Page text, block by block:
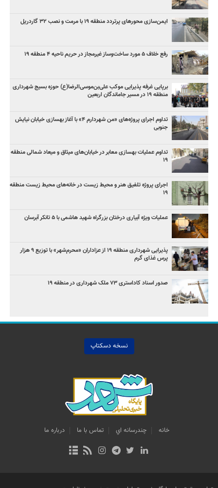
ایمن‌سازی محورهای پرتردد منطقه ۱۹ با مرمت و نصب ۳۲ گاردریل
رفع خلاف ۵ مورد ساخت‌وساز غیرمجاز در حریم ناحیه ۴ منطقه ۱۹
برپایی غرفه پذیرایی موکب علی‌بن‌موسی‌الرضا(ع) حوزه بسیج شهرداری
منطقه ۱۹ در مسیر جاماندگان اربعین
تداوم اجرای پروژه‌های «من شهردارم ۴» با آغاز بهسازی خیابان نیایش
جنوبی
تداوم عملیات بهسازی معابر در خیابان‌های میثاق و میعاد شمالی منطقه
۱۹
اجرای پروژه تلفیق هنر و محیط زیست در خانه‌های محیط زیست منطقه
۱۹
عملیات ویژه آبیاری درختان بزرگراه شهید هاشمی با ۵ تانکر آبرسان
پذیرایی شهرداری منطقه ۱۹ از عزاداران «محرم‌شهر» با توزیع ۹ هزار
پرس غذای گرم
صدور اسناد کاداستری ۷۳ ملک شهرداری در منطقه ۱۹
نسخه دسکتاپ
خانه چندرسانه اي تماس با ما درباره ما